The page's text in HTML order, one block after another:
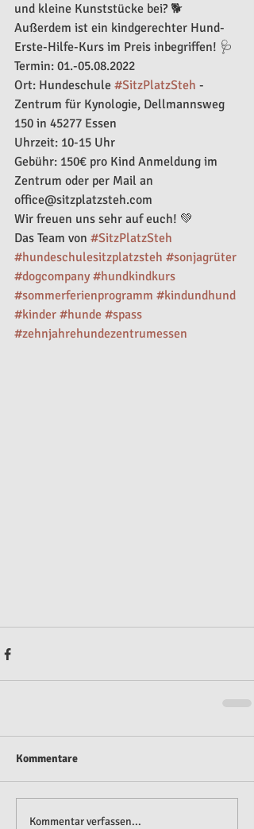
und kleine Kunststücke bei? 🐕
Außerdem ist ein kindgerechter Hund-
Erste-Hilfe-Kurs im Preis inbegriffen! 🩺
Termin: 01.-05.08.2022
Ort: Hundeschule #SitzPlatzSteh -
Zentrum für Kynologie, Dellmannsweg
150 in 45277 Essen
Uhrzeit: 10-15 Uhr
Gebühr: 150€ pro Kind Anmeldung im
Zentrum oder per Mail an
office@sitzplatzsteh.com
Wir freuen uns sehr auf euch! 💚
Das Team von #SitzPlatzSteh
#hundeschulesitzplatzsteh #sonjagrüter
#dogcompany #hundkindkurs
#sommerferienprogramm #kindundhund
#kinder #hunde #spass
#zehnjahrehundezentrumessen
Kommentare
Kommentar verfassen...